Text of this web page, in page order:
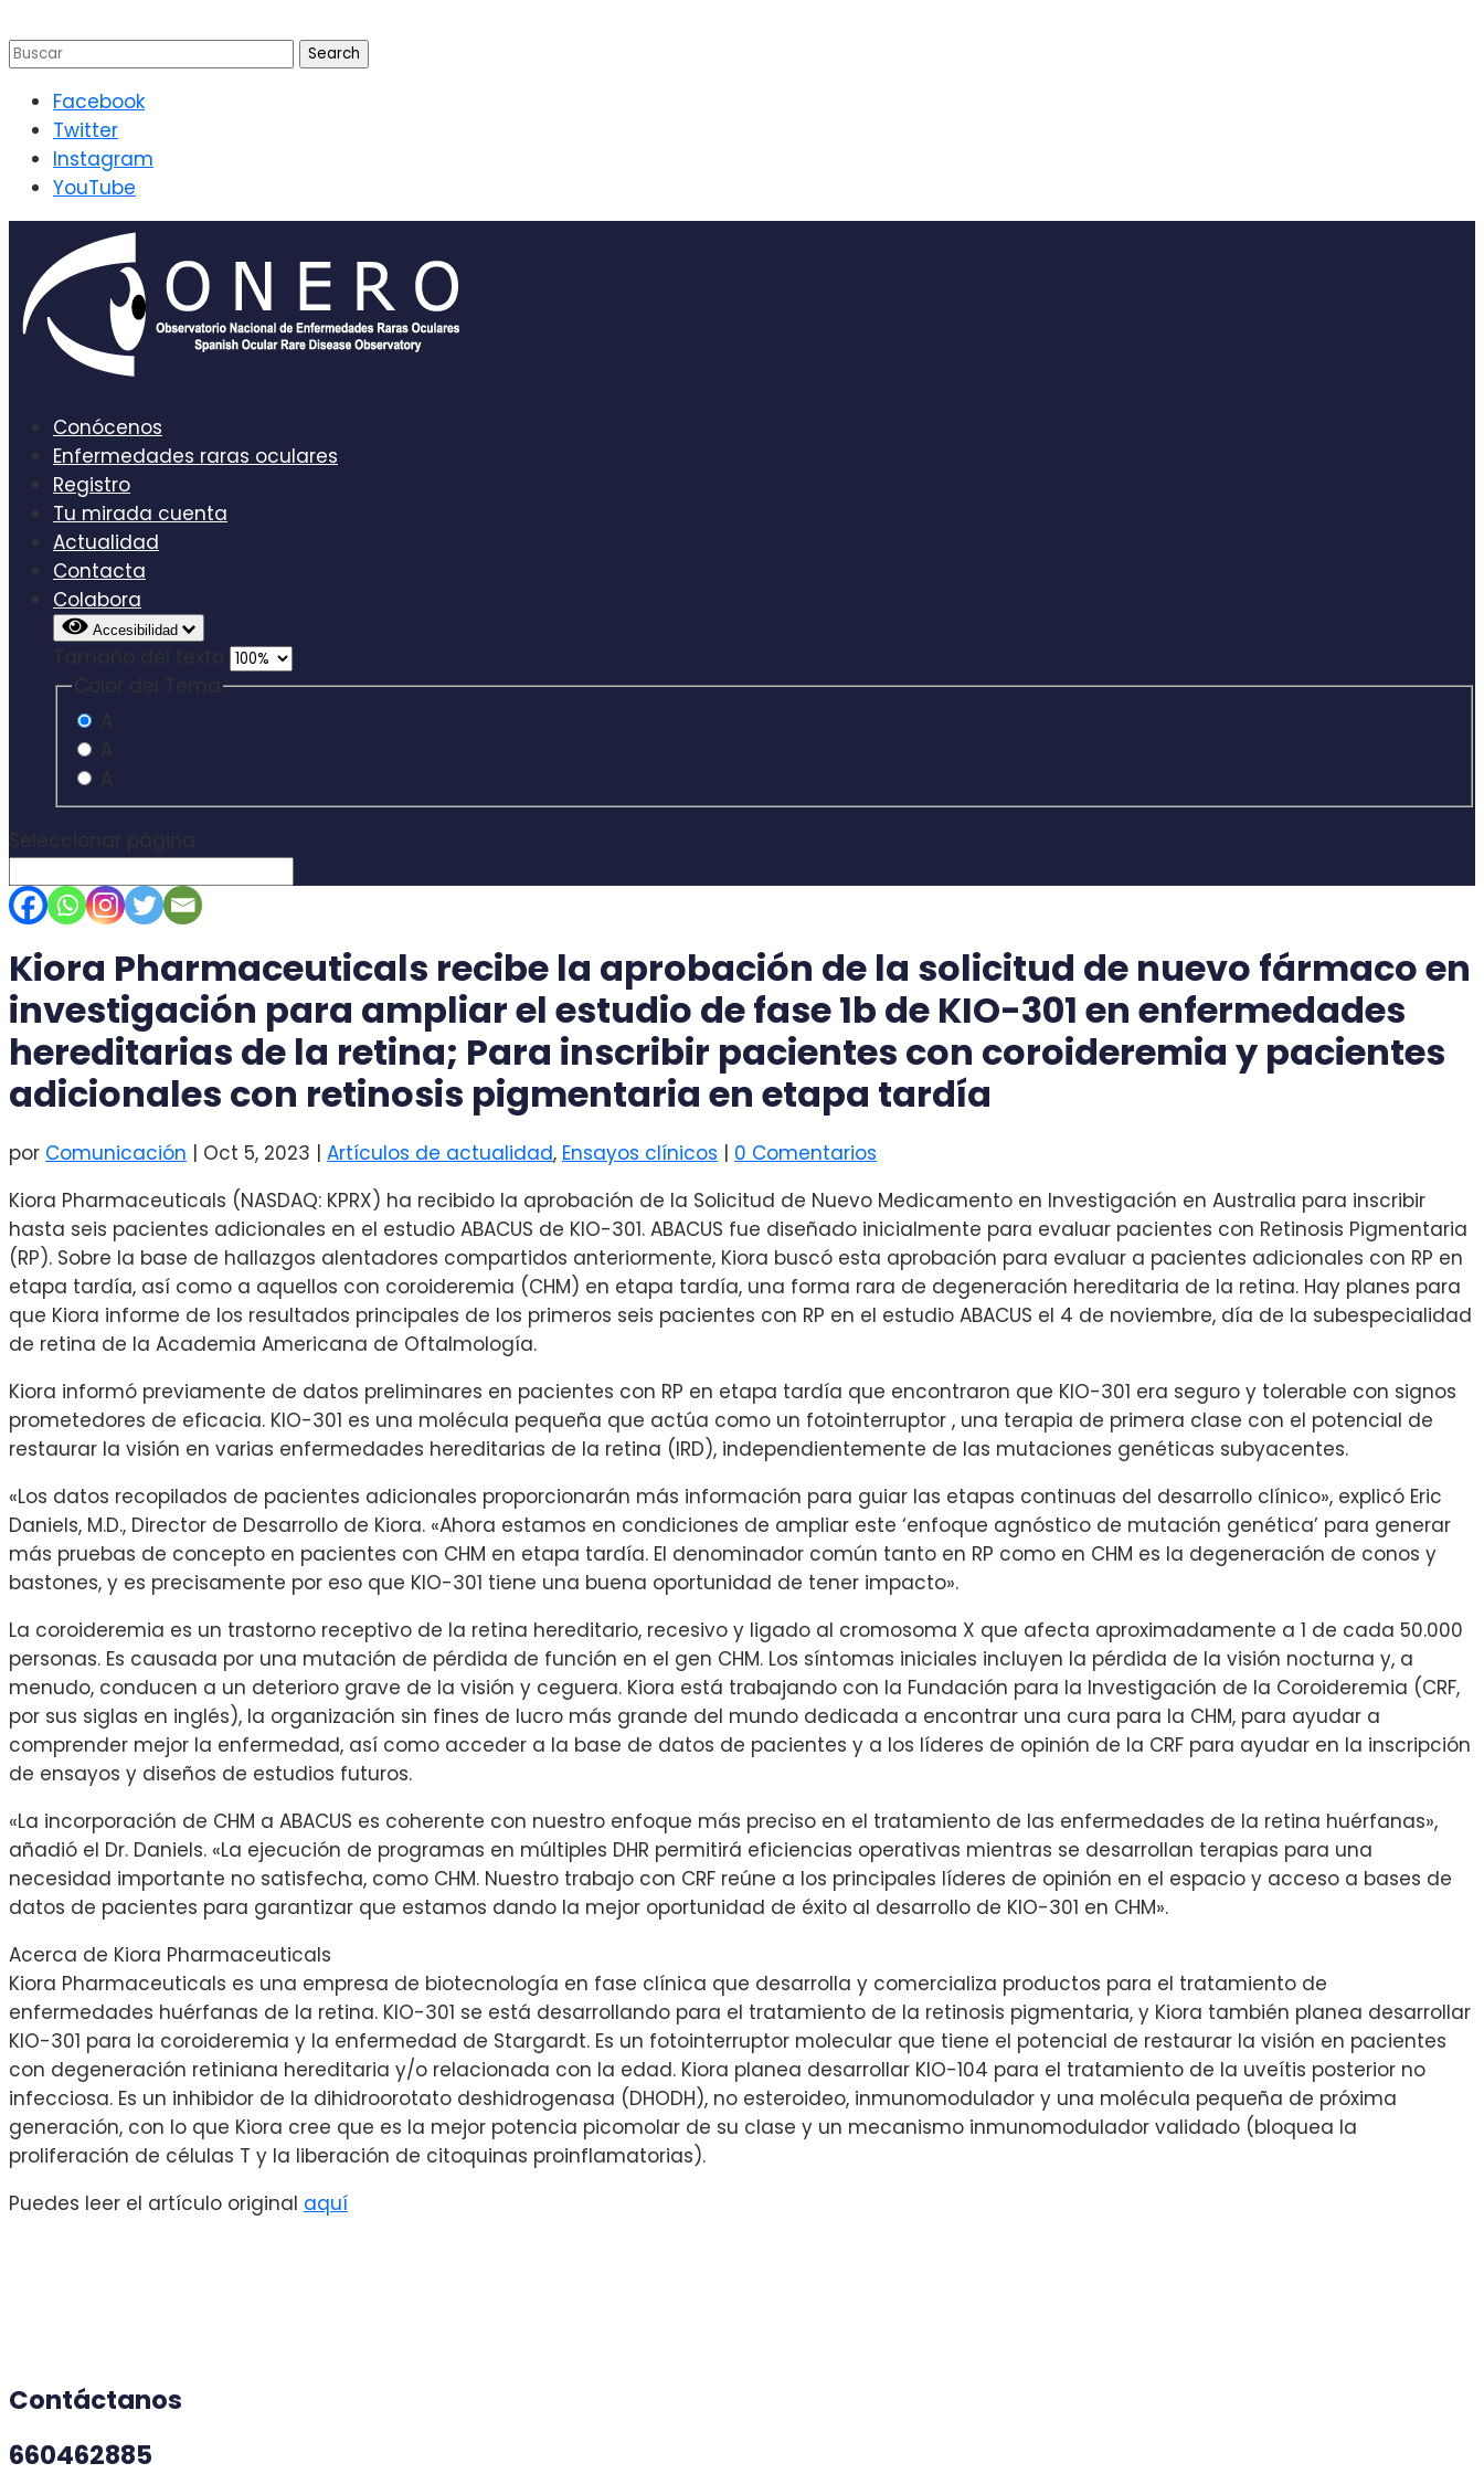
Facebook
Twitter
Instagram
YouTube
Conócenos
Enfermedades raras oculares
Registro
Tu mirada cuenta
Actualidad
Contacta
Colabora
Accesibilidad
Kiora Pharmaceuticals recibe la aprobación de la solicitud de nuevo fármaco en
investigación para ampliar el estudio de fase 1b de KIO-301 en enfermedades
hereditarias de la retina; Para inscribir pacientes con coroideremia y pacientes
adicionales con retinosis pigmentaria en etapa tardía
por Comunicación Oct 5, 2023 Artículos de actualidad, Ensayos clínicos
0 Comentarios
Kiora Pharmaceuticals (NASDAQ: KPRX) ha recibido la aprobación de la Solicitud de Nuevo Medicamento en Investigación en Australia para inscribir
hasta seis pacientes adicionales en el estudio ABACUS de KIO-301. ABACUS fue diseñado inicialmente para evaluar pacientes con Retinosis Pigmentaria
(RP). Sobre la base de hallazgos alentadores compartidos anteriormente, Kiora buscó esta aprobación para evaluar a pacientes adicionales con RP en
etapa tardía, así como a aquellos con coroideremia (CHM) en etapa tardía, una forma rara de degeneración hereditaria de la retina. Hay planes para
que Kiora informe de los resultados principales de los primeros seis pacientes con RP en el estudio ABACUS el 4 de noviembre, día de la subespecialidad
de retina de la Academia Americana de Oftalmología.
Kiora informó previamente de datos preliminares en pacientes con RP en etapa tardía que encontraron que KIO-301 era seguro y tolerable con signos
prometedores de eficacia. KIO-301 es una molécula pequeña que actúa como un fotointerruptor , una terapia de primera clase con el potencial de
restaurar la visión en varias enfermedades hereditarias de la retina (IRD), independientemente de las mutaciones genéticas subyacentes.
«Los datos recopilados de pacientes adicionales proporcionarán más información para guiar las etapas continuas del desarrollo clínico», explicó Eric
Daniels, M.D., Director de Desarrollo de Kiora. «Ahora estamos en condiciones de ampliar este ‘enfoque agnóstico de mutación genética’ para generar
más pruebas de concepto en pacientes con CHM en etapa tardía. El denominador común tanto en RP como en CHM es la degeneración de conos y
bastones, y es precisamente por eso que KIO-301 tiene una buena oportunidad de tener impacto».
La coroideremia es un trastorno receptivo de la retina hereditario, recesivo y ligado al cromosoma X que afecta aproximadamente a 1 de cada 50.000
personas. Es causada por una mutación de pérdida de función en el gen CHM. Los síntomas iniciales incluyen la pérdida de la visión nocturna y, a
menudo, conducen a un deterioro grave de la visión y ceguera. Kiora está trabajando con la Fundación para la Investigación de la Coroideremia (CRF,
por sus siglas en inglés), la organización sin fines de lucro más grande del mundo dedicada a encontrar una cura para la CHM, para ayudar a
comprender mejor la enfermedad, así como acceder a la base de datos de pacientes y a los líderes de opinión de la CRF para ayudar en la inscripción
de ensayos y diseños de estudios futuros.
«La incorporación de CHM a ABACUS es coherente con nuestro enfoque más preciso en el tratamiento de las enfermedades de la retina huérfanas»,
añadió el Dr. Daniels. «La ejecución de programas en múltiples DHR permitirá eficiencias operativas mientras se desarrollan terapias para una
necesidad importante no satisfecha, como CHM. Nuestro trabajo con CRF reúne a los principales líderes de opinión en el espacio y acceso a bases de
datos de pacientes para garantizar que estamos dando la mejor oportunidad de éxito al desarrollo de KIO-301 en CHM».
Acerca de Kiora Pharmaceuticals
Kiora Pharmaceuticals es una empresa de biotecnología en fase clínica que desarrolla y comercializa productos para el tratamiento de
enfermedades huérfanas de la retina. KIO-301 se está desarrollando para el tratamiento de la retinosis pigmentaria, y Kiora también planea desarrollar
KIO-301 para la coroideremia y la enfermedad de Stargardt. Es un fotointerruptor molecular que tiene el potencial de restaurar la visión en pacientes
con degeneración retiniana hereditaria y/o relacionada con la edad. Kiora planea desarrollar KIO-104 para el tratamiento de la uveítis posterior no
infecciosa. Es un inhibidor de la dihidroorotato deshidrogenasa (DHODH), no esteroideo, inmunomodulador y una molécula pequeña de próxima
generación, con lo que Kiora cree que es la mejor potencia picomolar de su clase y un mecanismo inmunomodulador validado (bloquea la
proliferación de células T y la liberación de citoquinas proinflamatorias).
Puedes leer el artículo original aquí
Contáctanos
660462885